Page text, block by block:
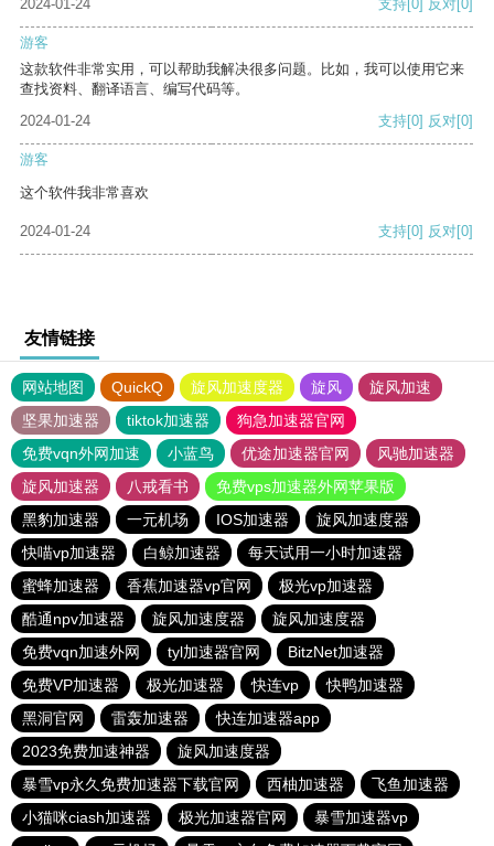
2024-01-24 支持[0] 反对[0]
游客
这款软件非常实用，可以帮助我解决很多问题。比如，我可以使用它来
查找资料、翻译语言、编写代码等。
2024-01-24
支持[0] 反对[0]
游客
这个软件我非常喜欢
2024-01-24 支持[0] 反对[0]
友情链接
网站地图 QuickQ 旋风加速度器 旋风
旋风加速
坚果加速器
tiktok加速器
狗急加速器官网
免费vqn外网加速
小蓝鸟 优途加速器官网
风驰加速器
旋风加速器
八戒看书
免费vps加速器外网苹果版
黑豹加速器
一元机场 IOS加速器
旋风加速度器
快喵vp加速器
白鲸加速器
每天试用一小时加速器
蜜蜂加速器
香蕉加速器vp官网
极光vp加速器
酷通npv加速器
旋风加速度器
旋风加速度器
免费vqn加速外网
tyl加速器官网
BitzNet加速器
免费VP加速器
极光加速器 快连vp
快鸭加速器
黑洞官网
雷轰加速器
快连加速器app
2023免费加速神器
旋风加速度器
暴雪vp永久免费加速器下载官网
西柚加速器
飞鱼加速器
小猫咪ciash加速器
极光加速器官网
暴雪加速器vp